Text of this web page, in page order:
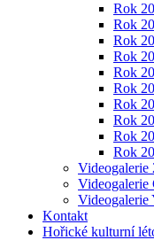
Rok
Rok
Rok
Rok
Rok
Rok
Rok
Rok
Rok
Rok
Videogalerie
Videogalerie
Kontakt
Hořické kulturní